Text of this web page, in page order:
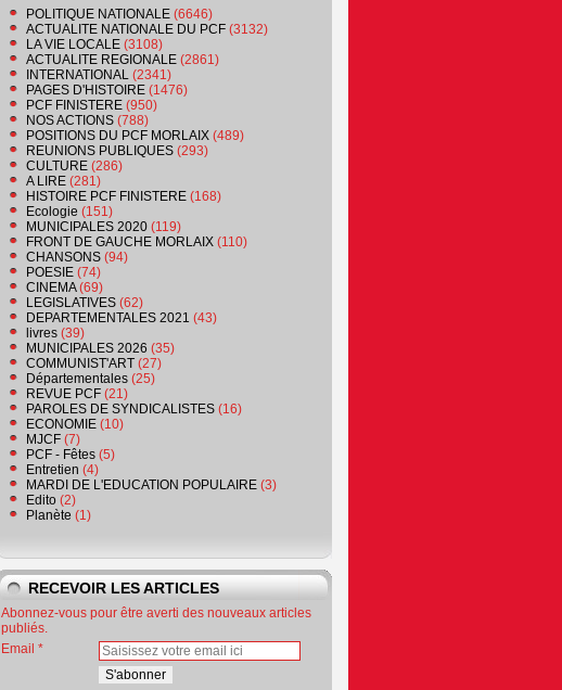
POLITIQUE NATIONALE (6646)
ACTUALITE NATIONALE DU PCF (3132)
LA VIE LOCALE (3108)
ACTUALITE REGIONALE (2861)
INTERNATIONAL (2341)
PAGES D'HISTOIRE (1476)
PCF FINISTERE (950)
NOS ACTIONS (788)
POSITIONS DU PCF MORLAIX (489)
REUNIONS PUBLIQUES (293)
CULTURE (286)
A LIRE (281)
HISTOIRE PCF FINISTERE (168)
Ecologie (151)
MUNICIPALES 2020 (119)
FRONT DE GAUCHE MORLAIX (110)
CHANSONS (94)
POESIE (74)
CINEMA(69)
LEGISLATIVES (62)
DEPARTEMENTALES 2021 (43)
livres (39)
MUNICIPALES 2026 (35)
COMMUNIST'ART (27)
Départementales (25)
REVUE PCF (21)
PAROLES DE SYNDICALISTES (16)
ECONOMIE (10)
MJCF (7)
PCF - Fêtes (5)
Entretien (4)
MARDI DE L'EDUCATION POPULAIRE (3)
Edito (2)
Planète (1)
RECEVOIR LES ARTICLES
Abonnez-vous pour être averti des nouveaux articles
publiés.
Email